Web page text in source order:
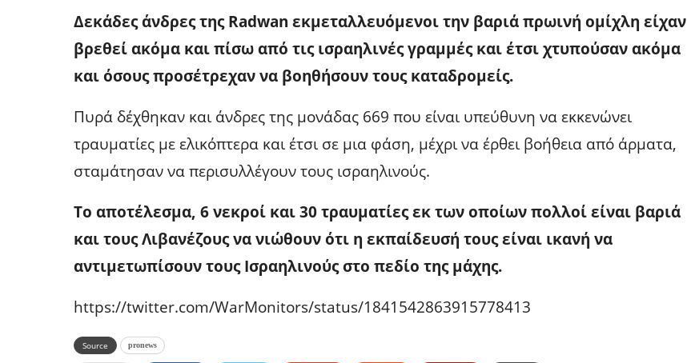
Δεκάδες άνδρες της Radwan εκμεταλλευόμενοι την βαριά πρωινή ομίχλη είχαν
βρεθεί ακόμα και πίσω από τις ισραηλινές γραμμές και έτσι χτυπούσαν ακόμα
και όσους προσέτρεχαν να βοηθήσουν τους καταδρομείς.
Πυρά δέχθηκαν και άνδρες της μονάδας 669 που είναι υπεύθυνη να εκκενώνει
τραυματίες με ελικόπτερα και έτσι σε μια φάση, μέχρι να έρθει βοήθεια από άρματα,
σταμάτησαν να περισυλλέγουν τους ισραηλινούς.
Το αποτέλεσμα, 6 νεκροί και 30 τραυματίες εκ των οποίων πολλοί είναι βαριά
και τους Λιβανέζους να νιώθουν ότι η εκπαίδευσή τους είναι ικανή να
αντιμετωπίσουν τους Ισραηλινούς στο πεδίο της μάχης.
https://twitter.com/WarMonitors/status/1841542863915778413
Source pronews